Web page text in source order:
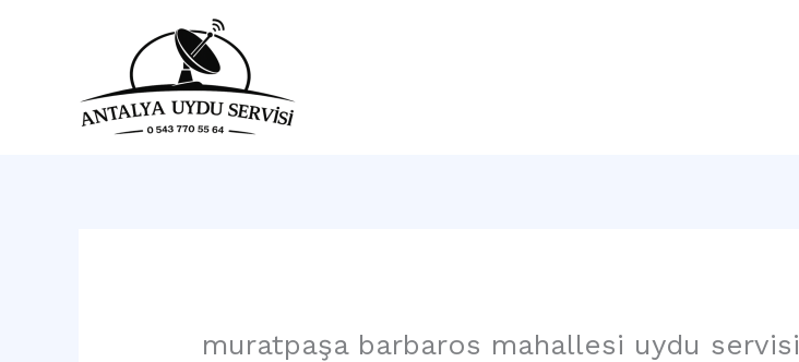
muratpaşa barbaros mahallesi uydu servisi